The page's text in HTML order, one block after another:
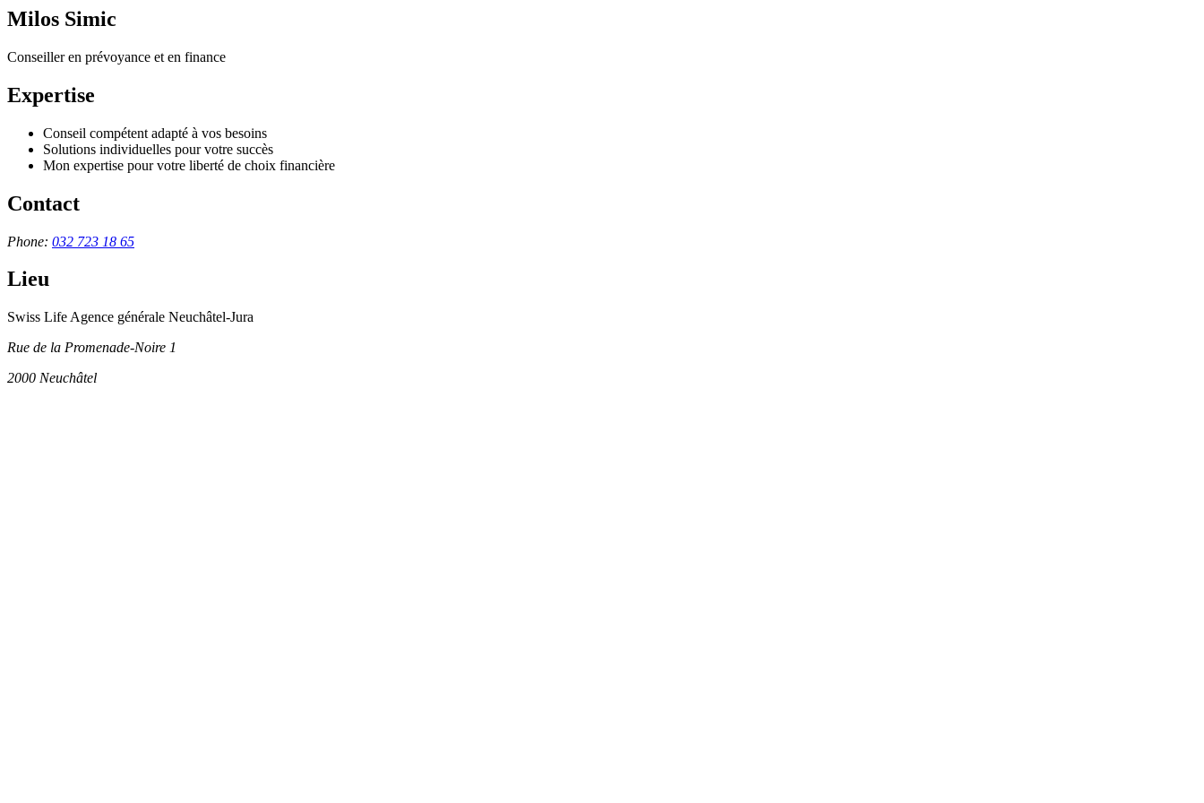
Milos Simic
Conseiller en prévoyance et en finance
Expertise
Conseil compétent adapté à vos besoins
Solutions individuelles pour votre succès
Mon expertise pour votre liberté de choix financière
Contact
Phone: 032 723 18 65
Lieu
Swiss Life Agence générale Neuchâtel-Jura
Rue de la Promenade-Noire 1
2000 Neuchâtel